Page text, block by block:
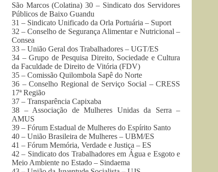
São Marcos (Colatina) 30 – Sindicato dos Servidores
Públicos de Baixo Guandu
31 – Sindicato Unificado da Orla Portuária – Suport
32 – Conselho de Segurança Alimentar e Nutricional –
Consea
33 – União Geral dos Trabalhadores – UGT/ES
34 – Grupo de Pesquisa Direito, Sociedade e Cultura
da Faculdade de Direito de Vitória (FDV)
35 – Comissão Quilombola Sapê do Norte
36 – Conselho Regional de Serviço Social –CRESS
17ª Região
37 – Transparência Capixaba
38 – Associação de Mulheres Unidas da Serra –
AMUS
39 – Fórum Estadual de Mulheres do Espírito Santo
40 – União Brasileira de Mulheres – UBM/ES
41 – Fórum Memória, Verdade e Justiça – ES
42 – Sindicato dos Trabalhadores em Água e Esgoto e
Meio Ambiente no Estado – Sindaema